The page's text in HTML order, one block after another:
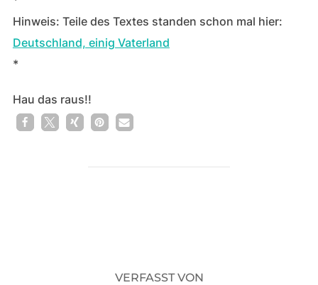
Hinweis: Teile des Textes standen schon mal hier:
Deutschland, einig Vaterland
*
Hau das raus!!
VERFASST VON